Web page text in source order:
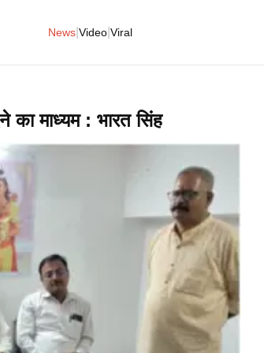
News Video Viral
का माध्यम : भारत सिंह